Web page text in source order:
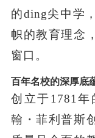
的ding尖中学
帜的教育理念
窗口。
百年名校的深厚底
创立于1781
翰・菲利普斯